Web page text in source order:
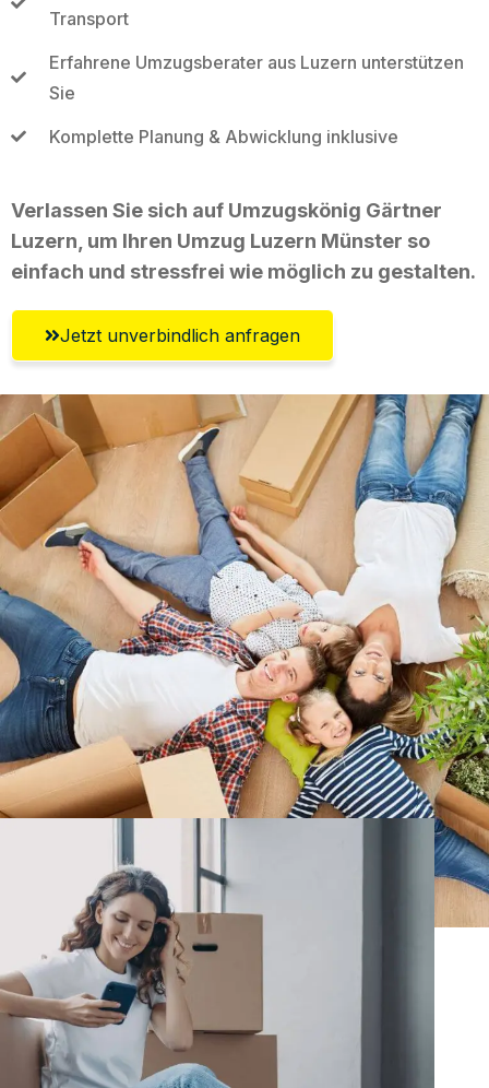
Transport
Erfahrene Umzugsberater aus Luzern unterstützen
Sie
Komplette Planung & Abwicklung inklusive
Verlassen Sie sich auf Umzugskönig Gärtner
Luzern, um Ihren Umzug Luzern Münster so
einfach und stressfrei wie möglich zu gestalten.
Jetzt unverbindlich anfragen